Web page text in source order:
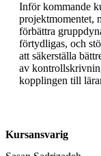
Inför kommande
projektmomentet,
förbättra
förtydligas, och
att säkerställa
av
kopplingen till
Kursansvarig